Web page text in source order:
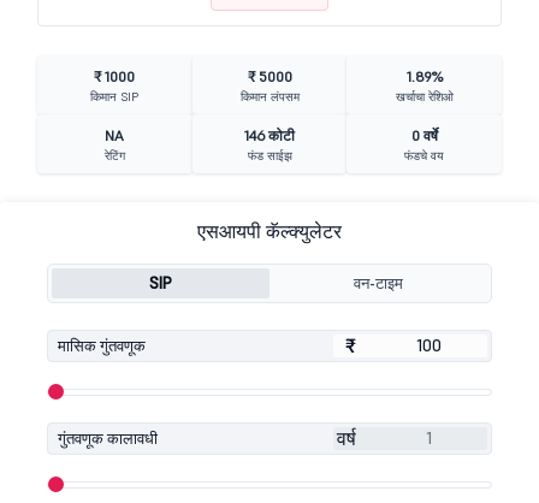
₹ 1000
किमान SIP
₹ 5000
किमान लंपसम
1.89%
खर्चाचा रेशिओ
NA
रेटिंग
146 कोटी
फंड साईझ
0 वर्षे
फंडचे वय
एसआयपी कॅल्क्युलेटर
SIP वन-टाइम
मासिक गुंतवणूक ₹
₹
गुंतवणूक कालावधी वर्ष